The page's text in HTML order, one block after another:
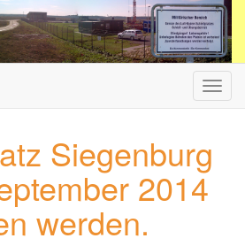
ein-/
Siegenburg
2014
werden.